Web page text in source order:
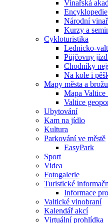
Vinařská
Encyklopedie
Národní
Kurzy a
Cykloturistika
Lednicko-
Půjčovny
Chodníky
Na kole i
Mapy města a
Mapa Valtice
Valtice
Ubytování
Kam na jídlo
Kultura
Parkování ve městě
EasyPark
Sport
Videa
Fotogalerie
Turistické
Informace
Valtické vinobraní
Kalendář akcí
Virtuální prohlídka